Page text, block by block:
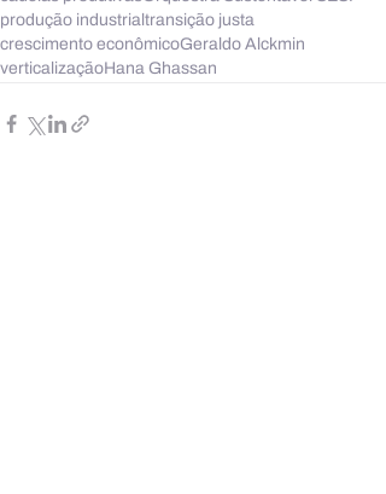
produção industrial transição justa
crescimento econômicoGeraldo Alckmin
verticalizaçãoHana Ghassan